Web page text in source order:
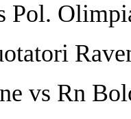
Pol.
vs Rn